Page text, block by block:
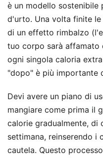
è un modello sostenibile
d'urto. Una volta finite
di un effetto rimbalzo
tuo corpo sarà affamato
ogni singola caloria
"dopo" è più importante
Devi avere un piano di
mangiare come prima il
calorie gradualmente, di
settimana, reinserendo i
cautela. Questo